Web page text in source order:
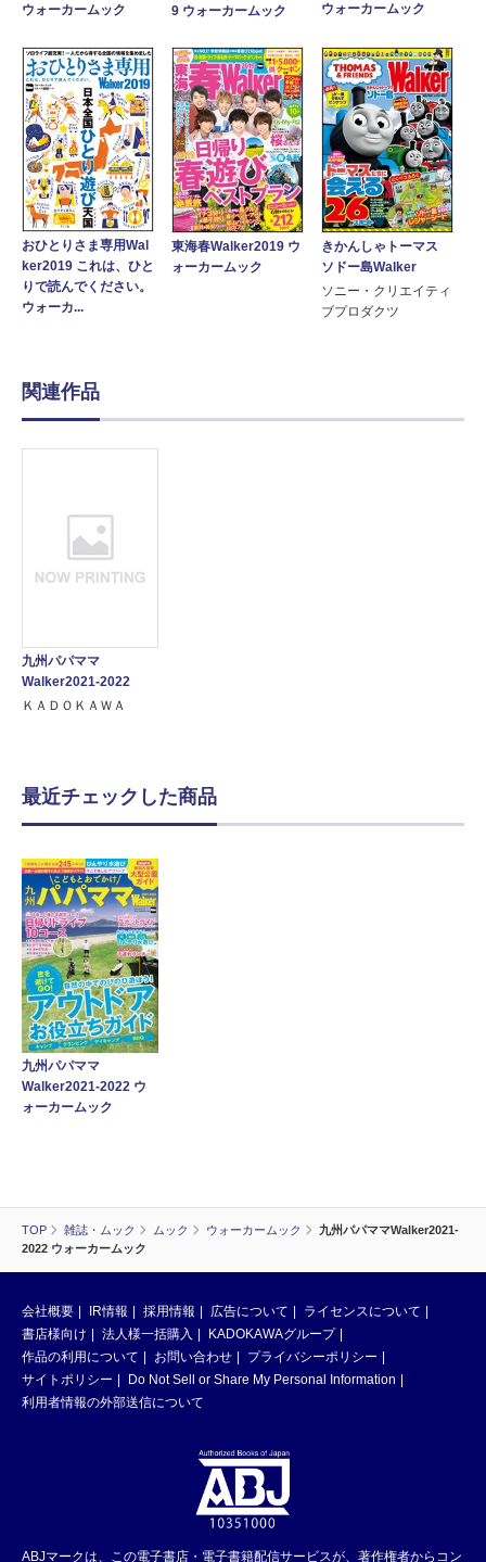
TOP 雑誌・ムック ムック ウォーカームック
九州パパママWalker2021-
2022 ウォーカームック
ウォーカームック
9 ウォーカームック
ウォーカームック
おひとりさま専用Wal
ker2019 これは、ひと
りで読んでください。
ウォーカ...
東海春Walker2019 ウ
ォーカームック
きかんしゃトーマス
ソドー島Walker
ソニー・クリエイティ
ブプロダクツ
関連作品
九州パパママ
Walker2021-2022
ＫＡＤＯＫＡＷＡ
最近チェックした商品
九州パパママ
Walker2021-2022 ウ
ォーカームック
会社概要 IR情報 採用情報 広告について
ライセンスについて
書店様向け
法人様一括購入
KADOKAWAグループ
作品の利用について
お問い合わせ
プライバシーポリシー
サイトポリシー
Do Not Sell or Share My Personal Information
利用者情報の外部送信について
ABJマークは、この電子書店・電子書籍配信サービスが、著作権者からコン